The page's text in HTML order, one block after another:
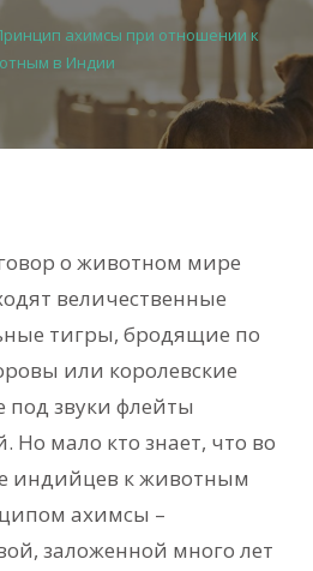
ахимсы при отношении к
в Индии
о животном мире
величественные
тигры, бродящие по
или королевские
звуки флейты
Но мало кто знает, что во
индийцев к животным
ахимсы –
заложенной много лет